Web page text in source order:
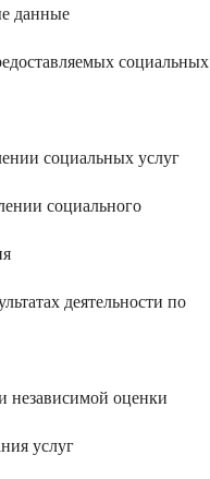
данные
социальных
социальных услуг
социального
деятельности по
независимой оценки
услуг